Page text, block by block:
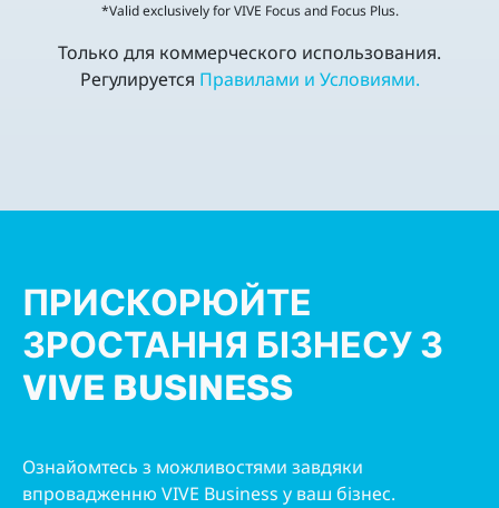
*Valid exclusively for VIVE Focus and Focus Plus.
Только для коммерческого использования.
Регулируется Правилами и Условиями.
ПРИСКОРЮЙТЕ
ЗРОСТАННЯ БІЗНЕСУ З
VIVE BUSINESS
Ознайомтесь з можливостями завдяки
впровадженню VIVE Business у ваш бізнес.